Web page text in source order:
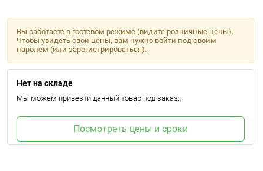
Вы работаете в гостевом режиме (видите розничные цены).
Чтобы увидеть свои цены, вам нужно войти под своим
паролем (или зарегистрироваться).
Нет на складе
Мы можем привезти данный товар под заказ.
Посмотреть цены и сроки